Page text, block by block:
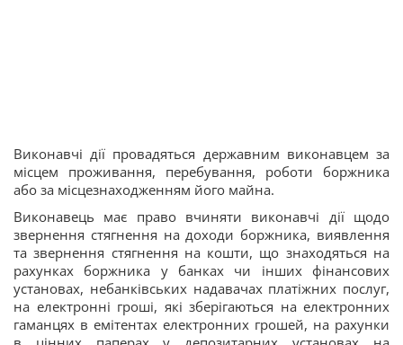
Виконавчі дії провадяться державним виконавцем за
місцем проживання, перебування, роботи боржника
або за місцезнаходженням його майна.
Виконавець має право вчиняти виконавчі дії щодо
звернення стягнення на доходи боржника, виявлення
та звернення стягнення на кошти, що знаходяться на
рахунках боржника у банках чи інших фінансових
установах, небанківських надавачах платіжних послуг,
на електронні гроші, які зберігаються на електронних
гаманцях в емітентах електронних грошей, на рахунки